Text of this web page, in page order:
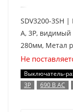
SDV3200-3SH
А, 3Р, видимый
280мм, Метал
Не
Выключатель-
3P
690 В AC